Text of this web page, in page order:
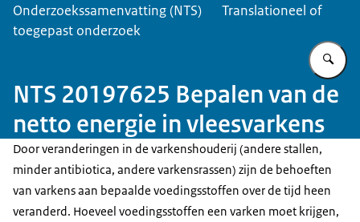
Onderzoekssamenvatting (NTS)
Translationeel of
toegepast onderzoek
NTS 20197625 Bepalen van de
netto energie in vleesvarkens
Door veranderingen in de varkenshouderij (andere stallen,
minder antibiotica, andere varkensrassen) zijn de behoeften
van varkens aan bepaalde voedingsstoffen over de tijd heen
veranderd. Hoeveel voedingsstoffen een varken moet krijgen,